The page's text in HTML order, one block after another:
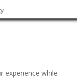
experience while